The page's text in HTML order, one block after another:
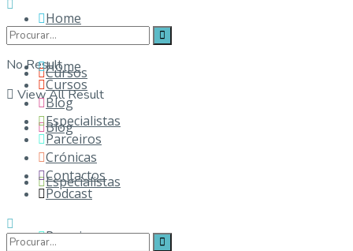
No Result
View All Result
Home
Cursos
Blog
Especialistas
Parceiros
Home
Cursos
Blog
Especialistas
Parceiros
Crónicas
Contactos
Podcast